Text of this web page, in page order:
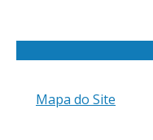
Mapa do Site